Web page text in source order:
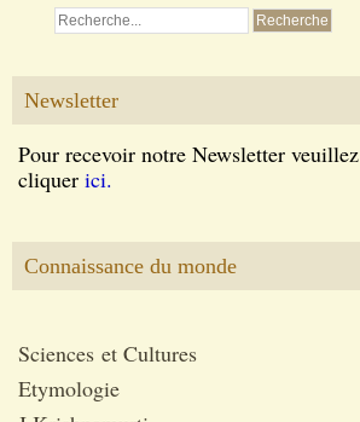
Newsletter
Pour recevoir notre Newsletter veuillez
cliquer ici.
Connaissance du monde
Sciences et Cultures
Etymologie